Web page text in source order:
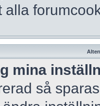
alla
mina
så